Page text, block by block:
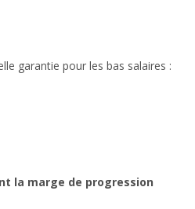
garantie pour les bas salaires :
la marge de progression